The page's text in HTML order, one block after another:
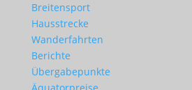
Breitensport
Hausstrecke
Wanderfahrten
Berichte
Übergabepunkte